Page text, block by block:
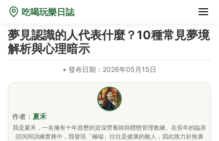
吃喝玩樂日誌
夢見認識的人代表什麼？10種常見夢境
解析與心理暗示
• 發布日期：2026年05月15日
作者： 夏禾
我是夏禾，一名擁有十年資歷的資深營養師與體態管理教練。在長年的臨床
諮詢與訓練實務中，我發現「極端」往往是健康的敵人，因此致力於推廣